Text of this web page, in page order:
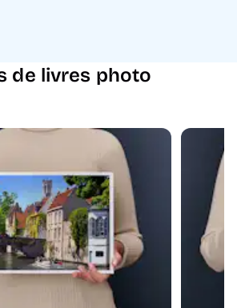
de livres photo